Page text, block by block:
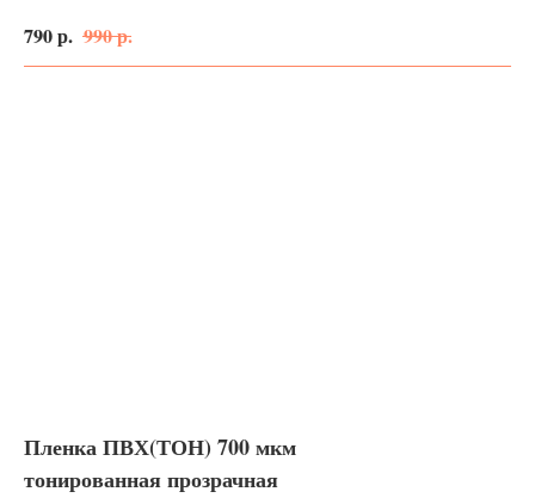
790р. 990р.
Пленка ПВХ(ТОН) 700 мкм
тонированная прозрачная